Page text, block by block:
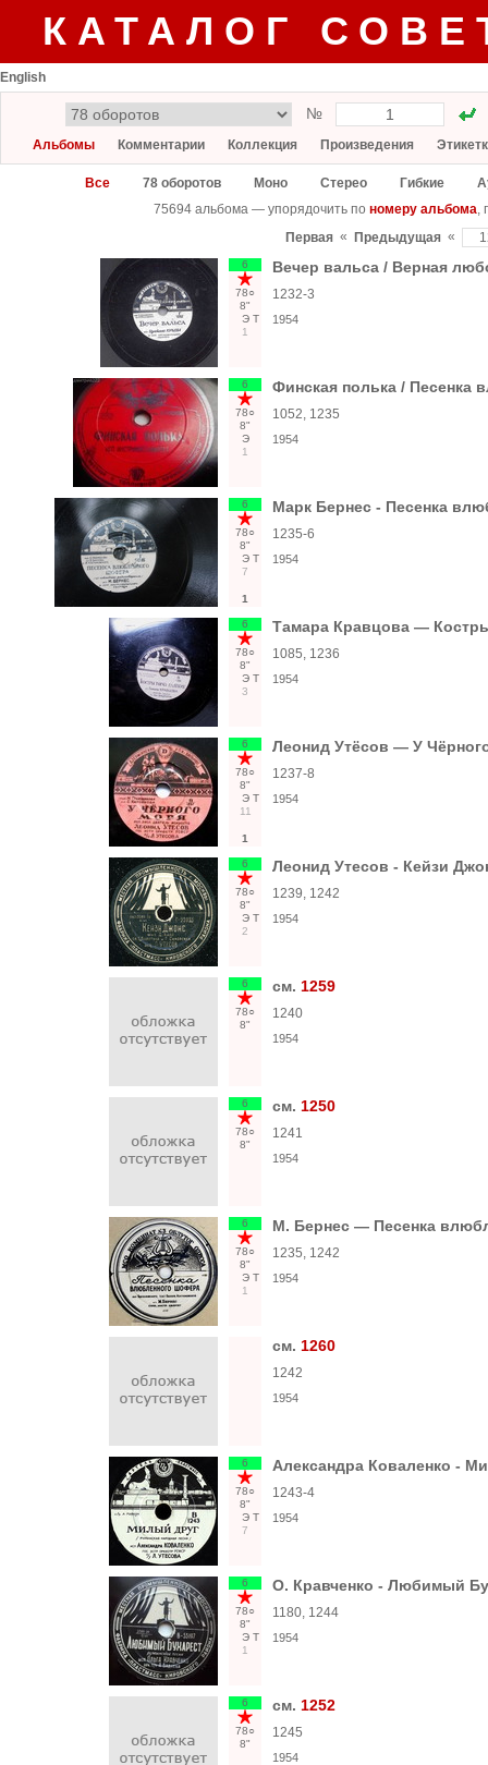
КАТАЛОГ
English
№
Альбомы Комментарии Коллекция Произведения
Все 78 оборотов Моно Стерео Гибкие
75694 альбома — упорядочить по номеру альбома,
Первая « Предыдущая «
6
78○
8"
Э Т
1
Вечер вальса / Верная
1232-3
1954
6
78○
8"
Э
1
Финская полька / Песенка
1052, 1235
1954
6
78○
8"
Э Т
7
1
Марк Бернес - Песенка
1235-6
1954
6
78○
8"
Э Т
3
Тамара Кравцова —
1085, 1236
1954
6
78○
8"
Э Т
11
1
Леонид Утёсов — У
1237-8
1954
6
78○
8"
Э Т
2
Леонид Утесов - Кейзи
1239, 1242
1954
6
78○
8"
см. 1259
1240
1954
6
78○
8"
см. 1250
1241
1954
6
78○
8"
Э Т
1
М. Бернес — Песенка
1235, 1242
1954
см. 1260
1242
1954
6
78○
8"
Э Т
7
Александра Коваленко -
1243-4
1954
6
78○
8"
Э Т
1
О. Кравченко - Любимый
1180, 1244
1954
6
78○
8"
см. 1252
1245
1954